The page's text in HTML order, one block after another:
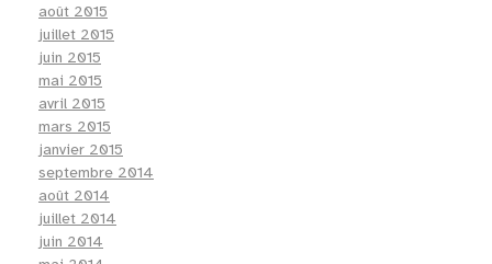
août 2015
juillet 2015
juin 2015
mai 2015
avril 2015
mars 2015
janvier 2015
septembre 2014
août 2014
juillet 2014
juin 2014